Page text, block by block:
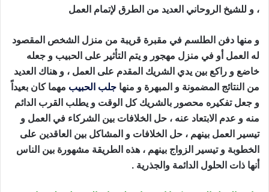
، و للشيخ الروحاني العديد من الطرق لإتمام العمل
و منها دفن الطلسم في مقبرة قريبة من منزل الشخص المقصود
له العمل أو في منزل مهجور و يتم التأثير على الحبيب و جعله
خاضع و راكع بين يدي الشريك المقدم على العمل ، و هناك العديد
من النتائج المضمونة و المبهرة و منها جلب الحبيب مهما كان بعيداً
و جعل تفكيره محصور بالشريك كل الوقت و يطلب القرب الدائم
منه و عدم الابتعاد عنه ، حل الخلافات بين الشركاء في العمل و
تيسير العمل بينهم ، حل الخلافات و المشاكل بين العاقدين على
الخطوبة و تيسير الزواج بينهم ، هذه الطريقة مشهورة بين الناس
أنها ذات الحلول الدائمة والجذرية .